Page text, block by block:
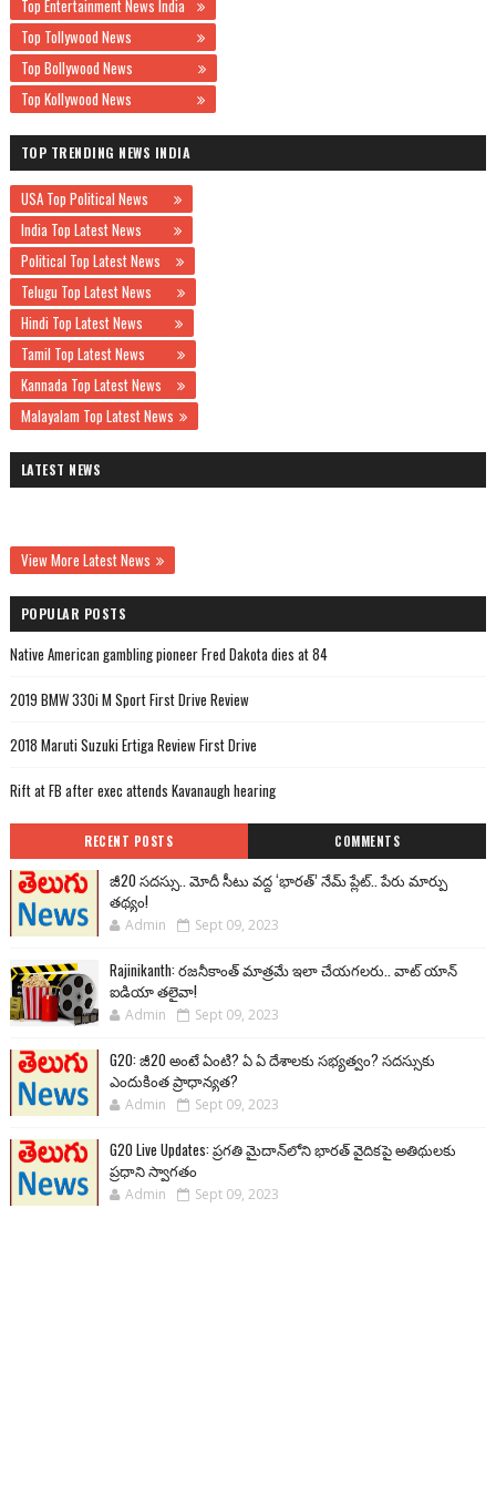
Top Entertainment News India
Top Tollywood News
Top Bollywood News
Top Kollywood News
TOP TRENDING NEWS INDIA
USA Top Political News
India Top Latest News
Political Top Latest News
Telugu Top Latest News
Hindi Top Latest News
Tamil Top Latest News
Kannada Top Latest News
Malayalam Top Latest News
LATEST NEWS
View More Latest News
POPULAR POSTS
Native American gambling pioneer Fred Dakota dies at 84
2019 BMW 330i M Sport First Drive Review
2018 Maruti Suzuki Ertiga Review First Drive
Rift at FB after exec attends Kavanaugh hearing
RECENT POSTS COMMENTS
జీ20 సదస్సు.. మోదీ సీటు వద్ద ‘భారత్’ నేమ్ ప్లేట్‌.. పేరు మార్పు
తథ్యం!
Admin Sept 09, 2023
Rajinikanth: రజనీకాంత్ మాత్రమే ఇలా చేయగలరు.. వాట్ యాన్
ఐడియా తలైవా!
Admin Sept 09, 2023
G20: జీ20 అంటే ఏంటి? ఏ ఏ దేశాలకు సభ్యత్వం? సదస్సుకు
ఎందుకింత ప్రాధాన్యత?
Admin Sept 09, 2023
G20 Live Updates: ప్రగతి మైదాన్‌లోని భారత్ వైదికపై అతిథులకు
ప్రధాని స్వాగతం
Admin Sept 09, 2023